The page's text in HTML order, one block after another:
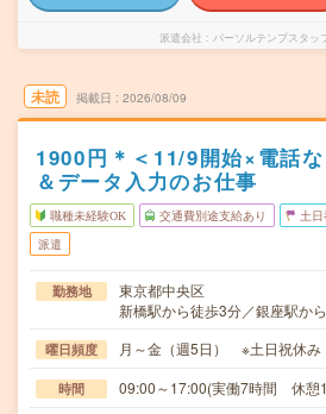
派遣会社 パーソルテンプスタッ
未読 掲載日 2026/08/09
1900円＊＜11/9開始×電話
＆データ入力のお仕事
職種未経験OK 交通費別途支給あり 土
派遣
勤務地
東京都中央区
新橋駅から徒歩3分／銀座駅か
曜日頻度 月～金（週5日） ※土日祝休み
時間 09:00～17:00(実働7時間 休憩